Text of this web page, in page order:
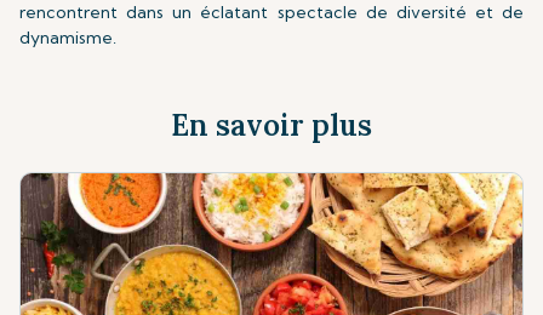
rencontrent dans un éclatant spectacle de diversité et de
dynamisme.
En savoir plus